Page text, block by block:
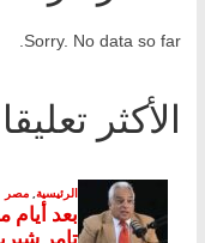
Sorry. No data so far.
الأكثر تعليقا